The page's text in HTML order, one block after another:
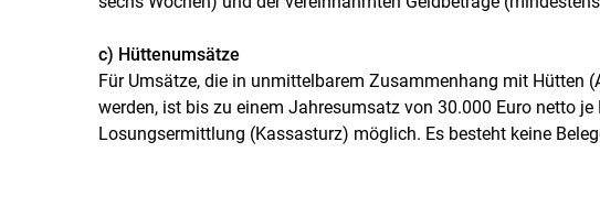
c) Hüttenumsätze
Für Umsätze, die in unmittelbarem Zusammenhang mit Hütten
werden, ist bis zu einem Jahresumsatz von 30.000 Euro netto
Losungsermittlung (Kassasturz) möglich. Es besteht keine